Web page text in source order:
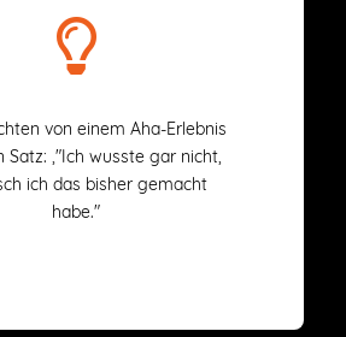
von einem Aha-Erlebnis
Satz: ‚"Ich wusste gar nicht,
ich das bisher gemacht
habe."